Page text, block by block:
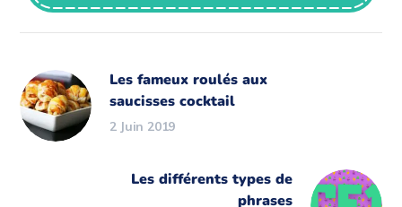
Les fameux roulés aux
saucisses cocktail
2 Juin 2019
Les différents types de
phrases